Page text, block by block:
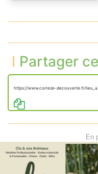
Partager
https://www.correze-decouverte.fr/
En